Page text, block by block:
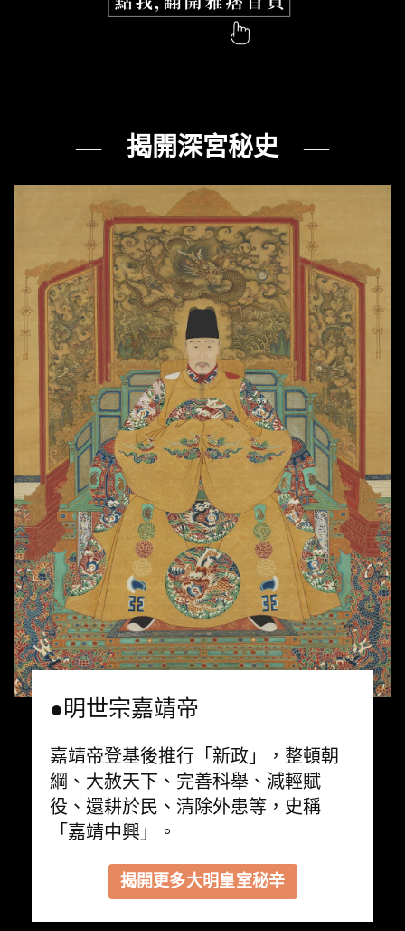
— 揭開深宮秘史 —
●明世宗嘉靖帝
嘉靖帝登基後推行「新政」，整頓朝
綱、大赦天下、完善科舉、減輕賦
役、還耕於民、清除外患等，史稱
「嘉靖中興」。
揭開更多大明皇室秘辛